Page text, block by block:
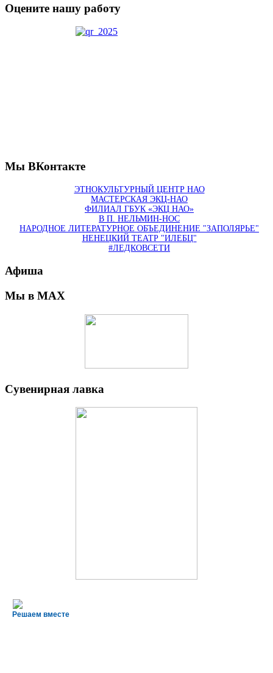
Оцените нашу работу
Мы ВКонтакте
ЭТНОКУЛЬТУРНЫЙ ЦЕНТР НАО
МАСТЕРСКАЯ ЭКЦ-НАО
ФИЛИАЛ ГБУК «ЭКЦ НАО»
В П. НЕЛЬМИН-НОС
НАРОДНОЕ ЛИТЕРАТУРНОЕ ОБЪЕДИНЕНИЕ "ЗАПОЛЯРЬЕ"
НЕНЕЦКИЙ ТЕАТР "ИЛЕБЦ"
#ЛЕДКОВСЕТИ
Афиша
Мы в MAX
Сувенирная лавка
Решаем вместе